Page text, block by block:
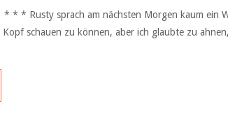
* * Rusty sprach am nächsten Morgen kaum ein
schauen zu können, aber ich glaubte zu